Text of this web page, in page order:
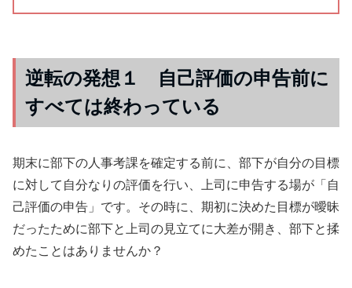
逆転の発想１ 自己評価の申告前に
すべては終わっている
期末に部下の人事考課を確定する前に、部下が自分の目標
に対して自分なりの評価を行い、上司に申告する場が「自
己評価の申告」です。その時に、期初に決めた目標が曖昧
だったために部下と上司の見立てに大差が開き、部下と揉
めたことはありませんか？